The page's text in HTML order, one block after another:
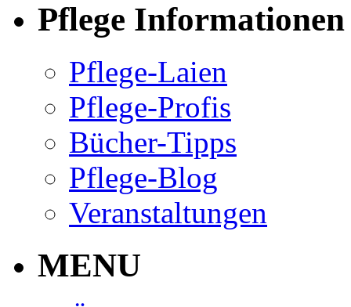
Pflege Informationen
Pflege-Laien
Pflege-Profis
Bücher-Tipps
Pflege-Blog
Veranstaltungen
MENU